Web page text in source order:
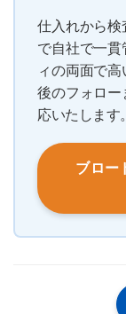
仕入れから検
で自社で一
ィの両面で
後のフォロ
応いたします。
ブロー